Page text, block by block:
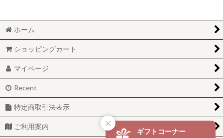
ホーム
ショッピングカート
マイページ
Recent
特定商取引法表示
ご利用案内
ギフトコーナー